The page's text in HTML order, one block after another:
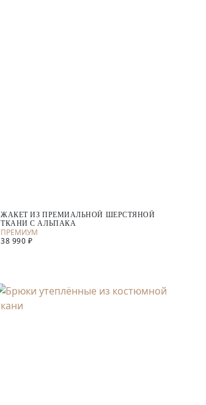
ЖАКЕТ ИЗ ПРЕМИАЛЬНОЙ ШЕРСТЯНОЙ
ТКАНИ С АЛЬПАКА
38 990 ₽